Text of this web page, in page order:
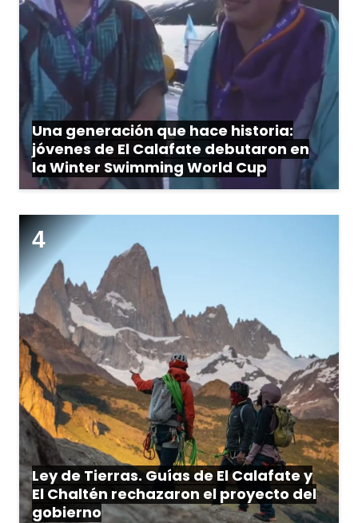
Una generación que hace historia:
jóvenes de El Calafate debutaron en
la Winter Swimming World Cup
Ley de Tierras. Guías de El Calafate y
El Chaltén rechazaron el proyecto del
gobierno